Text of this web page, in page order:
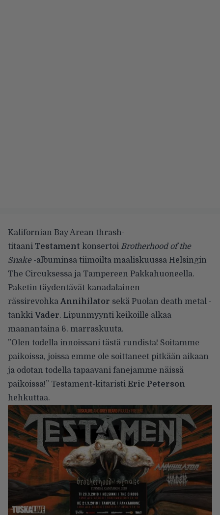
Kalifornian Bay Arean thrash-
titaani Testament konsertoi Brotherhood of the
Snake-albuminsa tiimoilta maaliskuussa Helsingin
The Circuksessa ja Tampereen Pakkahuoneella.
Paketin täydentävät kanadalainen
rässirevohka Annihilator sekä Puolan death metal -
tankki Vader. Lipunmyynti keikoille alkaa
maanantaina 6. marraskuuta.
”Olen todella innoissani tästä rundista! Soitamme
paikoissa, joissa emme ole soittaneet pitkään aikaan
ja odotan todella tapaavani fanejamme näissä
paikoissa!” Testament-kitaristi Eric Peterson
hehkuttaa.